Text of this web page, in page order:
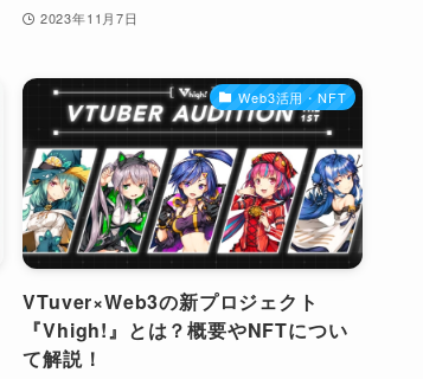
2023年11月7日
Web3活用・NFT
VTuver×Web3の新プロジェクト
『Vhigh!』とは？概要やNFTについ
て解説！